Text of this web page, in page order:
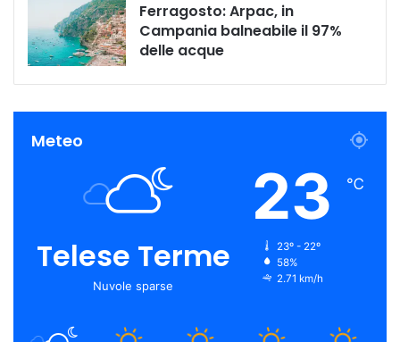
Ferragosto: Arpac, in
Campania balneabile il 97%
delle acque
Meteo
Telese Terme
Nuvole sparse
23 ℃
23º - 22º
58%
2.71 km/h